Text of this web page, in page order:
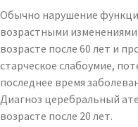
Обычно нарушение
возрастными
возрасте после 60 лет и
старческое слабоумие,
последнее время
Диагноз церебральный
возрасте после 20 лет.